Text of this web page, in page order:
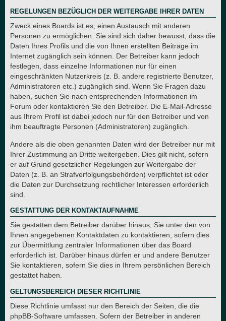
REGELUNGEN BEZÜGLICH DER WEITERGABE IHRER DATEN
Zweck eines Boards ist es, einen Austausch mit anderen
Personen zu ermöglichen. Sie sind sich daher bewusst, dass die
Daten Ihres Profils und die von Ihnen erstellten Beiträge im
Internet zugänglich sein können. Der Betreiber kann jedoch
festlegen, dass einzelne Informationen nur für einen
eingeschränkten Nutzerkreis (z. B. andere registrierte Benutzer,
Administratoren etc.) zugänglich sind. Wenn Sie Fragen dazu
haben, suchen Sie nach entsprechenden Informationen im
Forum oder kontaktieren Sie den Betreiber. Die E-Mail-Adresse
aus Ihrem Profil ist dabei jedoch nur für den Betreiber und von
ihm beauftragte Personen (Administratoren) zugänglich.
Andere als die oben genannten Daten wird der Betreiber nur mit
Ihrer Zustimmung an Dritte weitergeben. Dies gilt nicht, sofern
er auf Grund gesetzlicher Regelungen zur Weitergabe der
Daten (z. B. an Strafverfolgungsbehörden) verpflichtet ist oder
die Daten zur Durchsetzung rechtlicher Interessen erforderlich
sind.
GESTATTUNG DER KONTAKTAUFNAHME
Sie gestatten dem Betreiber darüber hinaus, Sie unter den von
Ihnen angegebenen Kontaktdaten zu kontaktieren, sofern dies
zur Übermittlung zentraler Informationen über das Board
erforderlich ist. Darüber hinaus dürfen er und andere Benutzer
Sie kontaktieren, sofern Sie dies in Ihrem persönlichen Bereich
gestattet haben.
GELTUNGSBEREICH DIESER RICHTLINIE
Diese Richtlinie umfasst nur den Bereich der Seiten, die die
phpBB-Software umfassen. Sofern der Betreiber in anderen